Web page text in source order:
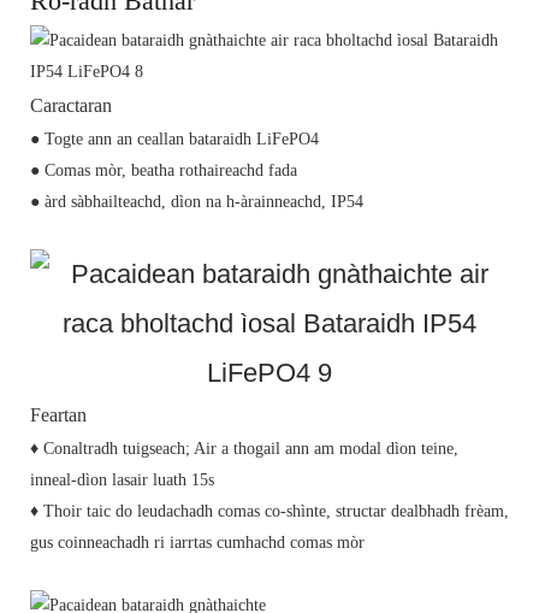
Caractaran
● Togte ann an ceallan bataraidh LiFePO4
● Comas mòr, beatha rothaireachd fada
● àrd sàbhailteachd, dìon na h-àrainneachd, IP54
Feartan
♦ Conaltradh tuigseach; Air a thogail ann am modal dìon teine,
inneal-dìon lasair luath 15s
♦ Thoir taic do leudachadh comas co-shìnte, structar dealbhadh frèam,
gus coinneachadh ri iarrtas cumhachd comas mòr